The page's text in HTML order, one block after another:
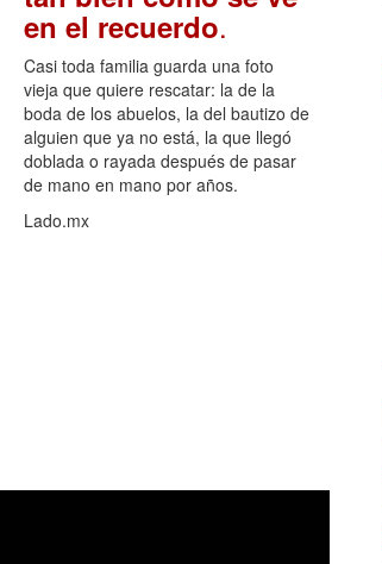
en el recuerdo.
Casi toda familia guarda una foto
vieja que quiere rescatar: la de la
boda de los abuelos, la del bautizo de
alguien que ya no está, la que llegó
doblada o rayada después de pasar
de mano en mano por años.
Lado.mx